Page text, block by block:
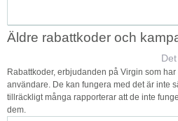
Äldre rabattkoder och
Rabattkoder, erbjudanden på Virgin som
användare. De kan fungera med det är inte
tillräckligt många rapporterar att de inte
dem.